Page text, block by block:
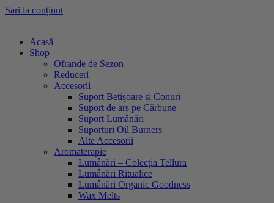
Sari la conținut
Acasă
Shop
Ofrande de Sezon
Reduceri
Accesorii
Suport Bețișoare și Conuri
Suport de ars pe Cărbune
Suport Lumânări
Suporturi Oil Burners
Alte Accesorii
Aromaterapie
Lumânări – Colecția Tellura
Lumânări Ritualice
Lumânări Organic Goodness
Wax Melts